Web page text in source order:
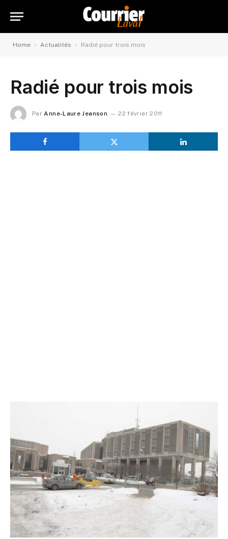
Home - Actualités - Radié pour trois mois
Radié pour trois mois
Par Anne-Laure Jeanson 22 février 2011